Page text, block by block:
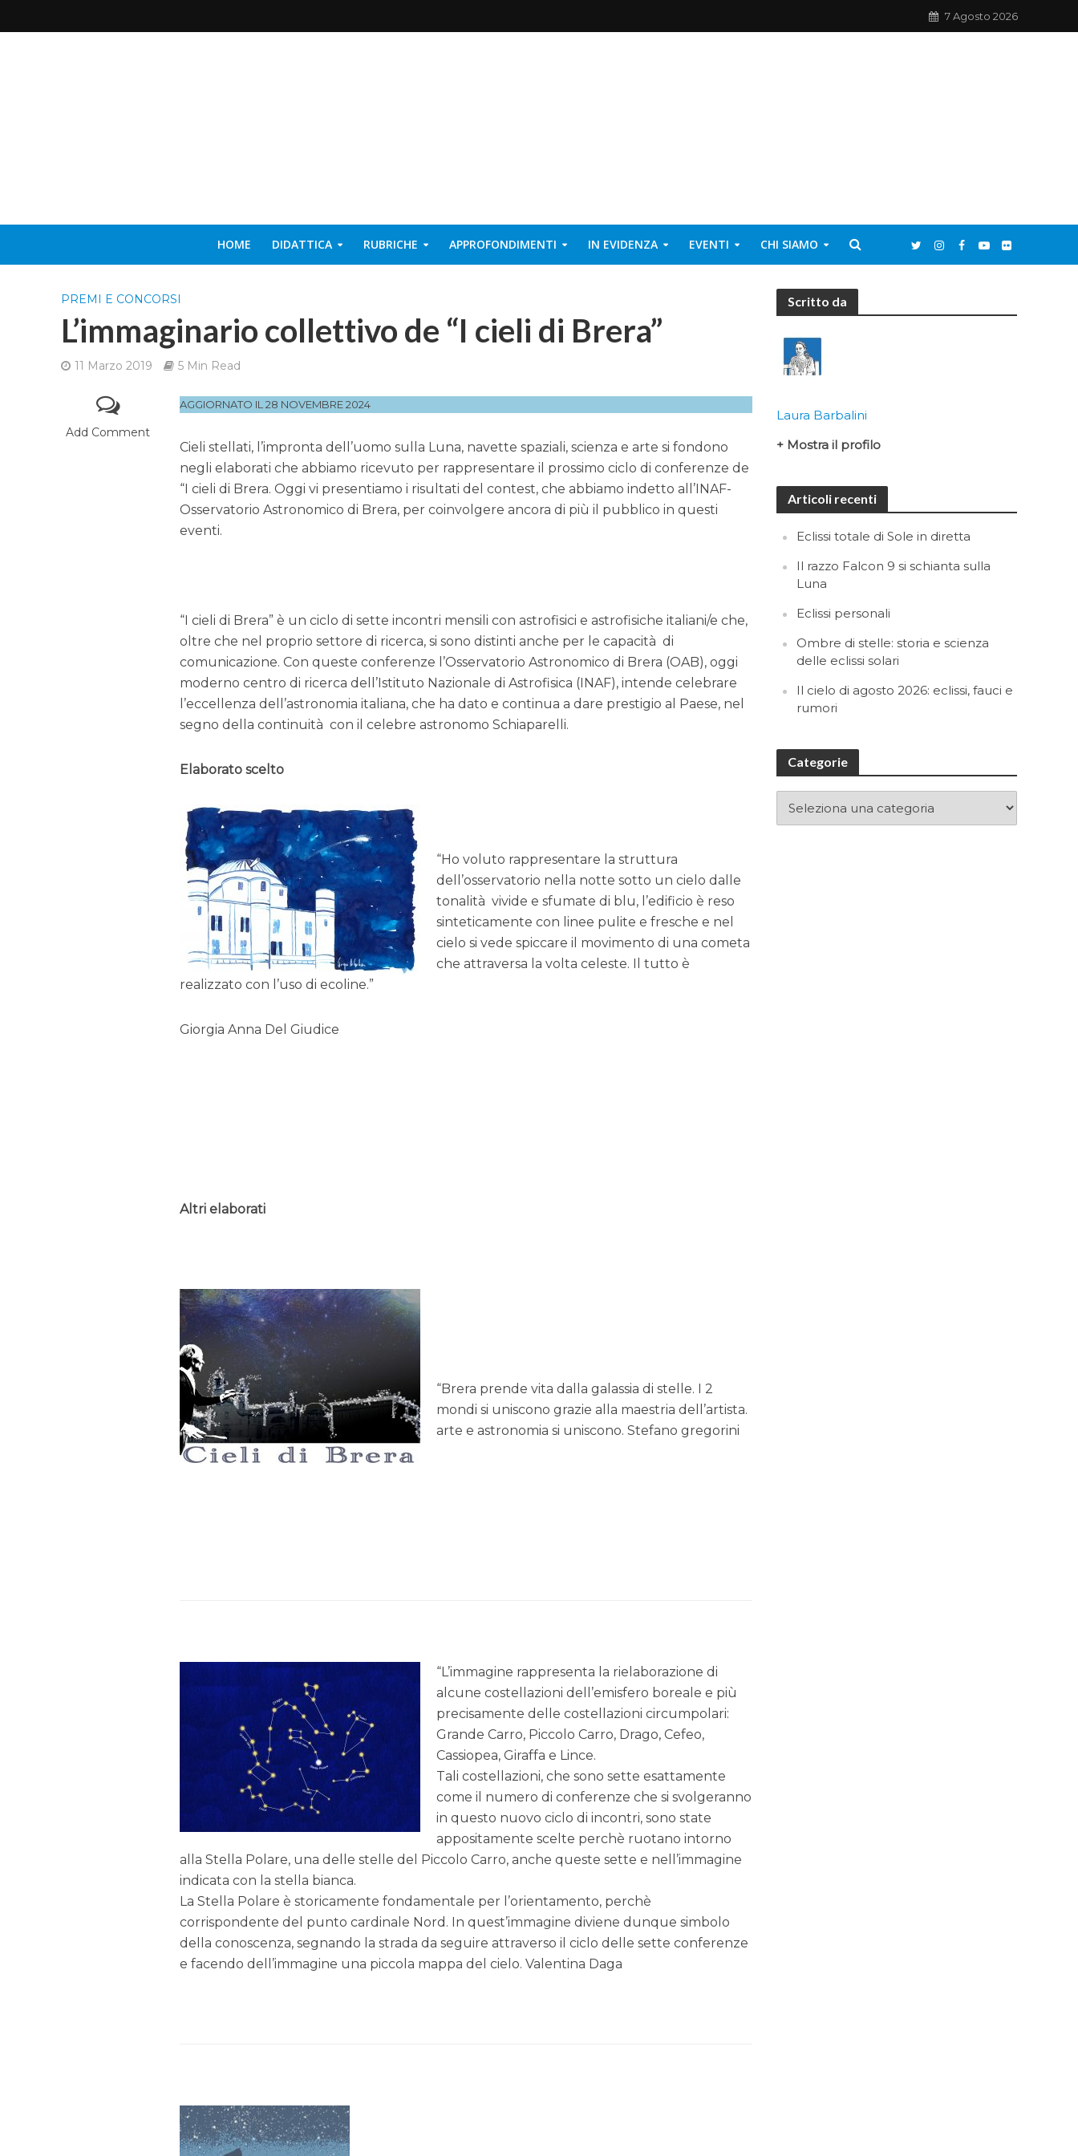
7 Agosto 2026
HOME DIDATTICA RUBRICHE APPROFONDIMENTI IN EVIDENZA EVENTI CHI SIAMO
PREMI E CONCORSI
L’immaginario collettivo de “I cieli di Brera”
11 Marzo 2019 5 Min Read
Add Comment
AGGIORNATO IL 28 NOVEMBRE 2024
Cieli stellati, l’impronta dell’uomo sulla Luna, navette spaziali, scienza e arte si fondono
negli elaborati che abbiamo ricevuto per rappresentare il prossimo ciclo di conferenze de
“I cieli di Brera. Oggi vi presentiamo i risultati del contest, che abbiamo indetto all’INAF-
Osservatorio Astronomico di Brera, per coinvolgere ancora di più il pubblico in questi
eventi.
“I cieli di Brera” è un ciclo di sette incontri mensili con astrofisici e astrofisiche italiani/e che,
oltre che nel proprio settore di ricerca, si sono distinti anche per le capacità di
comunicazione. Con queste conferenze l’Osservatorio Astronomico di Brera (OAB), oggi
moderno centro di ricerca dell’Istituto Nazionale di Astrofisica (INAF), intende celebrare
l’eccellenza dell’astronomia italiana, che ha dato e continua a dare prestigio al Paese, nel
segno della continuità con il celebre astronomo Schiaparelli.
Elaborato scelto
“Ho voluto rappresentare la struttura
dell’osservatorio nella notte sotto un cielo dalle
tonalità vivide e sfumate di blu, l’edificio è reso
sinteticamente con linee pulite e fresche e nel
cielo si vede spiccare il movimento di una cometa
che attraversa la volta celeste. Il tutto è
realizzato con l’uso di ecoline.”
Giorgia Anna Del Giudice
Altri elaborati
“Brera prende vita dalla galassia di stelle. I 2
mondi si uniscono grazie alla maestria dell’artista.
arte e astronomia si uniscono. Stefano gregorini
“L’immagine rappresenta la rielaborazione di
alcune costellazioni dell’emisfero boreale e più
precisamente delle costellazioni circumpolari:
Grande Carro, Piccolo Carro, Drago, Cefeo,
Cassiopea, Giraffa e Lince.
Tali costellazioni, che sono sette esattamente
come il numero di conferenze che si svolgeranno
in questo nuovo ciclo di incontri, sono state
appositamente scelte perchè ruotano intorno
alla Stella Polare, una delle stelle del Piccolo Carro, anche queste sette e nell’immagine
indicata con la stella bianca.
La Stella Polare è storicamente fondamentale per l’orientamento, perchè
corrispondente del punto cardinale Nord. In quest’immagine diviene dunque simbolo
della conoscenza, segnando la strada da seguire attraverso il ciclo delle sette conferenze
e facendo dell’immagine una piccola mappa del cielo. Valentina Daga
Scritto da
Laura Barbalini
+ Mostra il profilo
Articoli recenti
Eclissi totale di Sole in diretta
Il razzo Falcon 9 si schianta sulla
Luna
Eclissi personali
Ombre di stelle: storia e scienza
delle eclissi solari
Il cielo di agosto 2026: eclissi, fauci e
rumori
Categorie